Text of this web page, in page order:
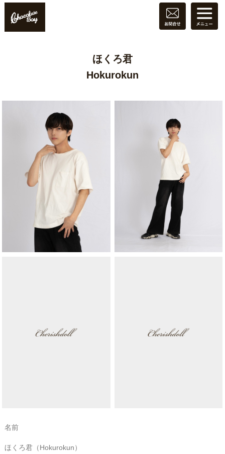
ほくろ君
Hokurokun
名前
ほくろ君（Hokurokun）